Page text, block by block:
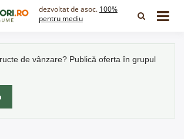
dezvoltat de asoc. 100%
pentru mediu
de vânzare? Publică oferta în grupul